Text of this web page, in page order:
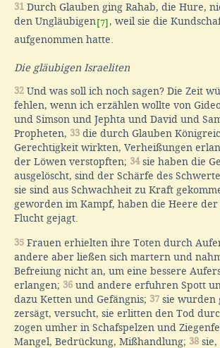
31 Durch Glauben ging Rahab, die Hure,
den Ungläubigen [7] , weil sie die
aufgenommen hatte.
Die gläubigen Israeliten
32 Und was soll ich noch sagen? Die Zeit
fehlen, wenn ich erzählen wollte von
und Simson und Jephta und David und
Propheten, 33 die durch Glauben
Gerechtigkeit wirkten, Verheißungen
der Löwen verstopften; 34sie haben die
ausgelöscht, sind der Schärfe des
sie sind aus Schwachheit zu Kraft
geworden im Kampf, haben die Heere
Flucht gejagt.
35 Frauen erhielten ihre Toten durch
andere aber ließen sich martern und
Befreiung nicht an, um eine bessere
erlangen; 36 und andere erfuhren Spott
dazu Ketten und Gefängnis; 37 sie wurden
zersägt, versucht, sie erlitten den Tod
zogen umher in Schafspelzen und
Mangel, Bedrückung, Mißhandlung; 38